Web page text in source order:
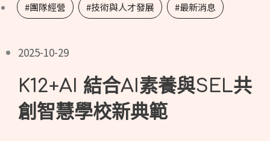
內
#團隊經營 #技術與人才發展 #最新消息
2025-10-29
K12+AI 結合AI素養與SEL共
創智慧學校新典範